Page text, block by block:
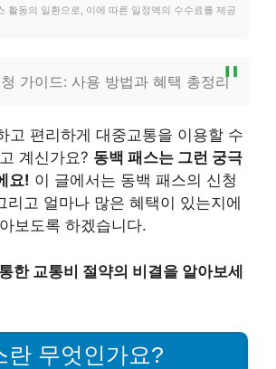
활동의 일환으로, 이에 따른 일정액의 수수료를 제공
가이드: 사용 방법과 혜택 총정리
고 편리하게 대중교통을 이용할 수
계신가요? 동백 패스는 그런 궁극
요! 이 글에서는 동백 패스의 신청
리고 얼마나 많은 혜택이 있는지에
보도록 하겠습니다.
한 교통비 절약의 비결을 알아보세
란 무엇인가요?